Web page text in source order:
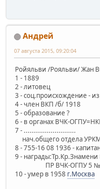
Андрей
07 августа 2015, 09:20:04
Ройяльви /Рояльви/ Жан
1 - 1889
2 - литовец
3 - соц.происхождение -
4 - член ВКП /б/ 1918
5 - образование ?
6 - в органах ВЧК-
7 - ...........................
нач.общего отдела
8 - 755-16 08 1936 -
9 -
ПР ВЧК-ОГПУ 5
10 - умер в 1958 г.Москва